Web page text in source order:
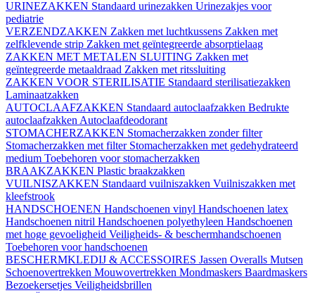
URINEZAKKEN Standaard urinezakken Urinezakjes voor
pediatrie
VERZENDZAKKEN Zakken met luchtkussens Zakken met
zelfklevende strip Zakken met geïntegreerde absorptielaag
ZAKKEN MET METALEN SLUITING Zakken met
geïntegreerde metaaldraad Zakken met ritssluiting
ZAKKEN VOOR STERILISATIE Standaard sterilisatiezakken
Laminaatzakken
AUTOCLAAFZAKKEN Standaard autoclaafzakken Bedrukte
autoclaafzakken Autoclaafdeodorant
STOMACHERZAKKEN Stomacherzakken zonder filter
Stomacherzakken met filter Stomacherzakken met gedehydrateerd
medium Toebehoren voor stomacherzakken
BRAAKZAKKEN Plastic braakzakken
VUILNISZAKKEN Standaard vuilniszakken Vuilniszakken met
kleefstrook
HANDSCHOENEN Handschoenen vinyl Handschoenen latex
Handschoenen nitril Handschoenen polyethyleen Handschoenen
met hoge gevoeligheid Veiligheids- & beschermhandschoenen
Toebehoren voor handschoenen
BESCHERMKLEDIJ & ACCESSOIRES Jassen Overalls Mutsen
Schoenovertrekken Mouwovertrekken Mondmaskers Baardmaskers
Bezoekersetjes Veiligheidsbrillen